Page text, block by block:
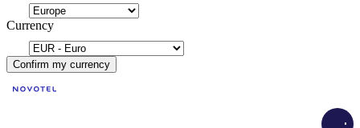
Currency
Confirm my currency